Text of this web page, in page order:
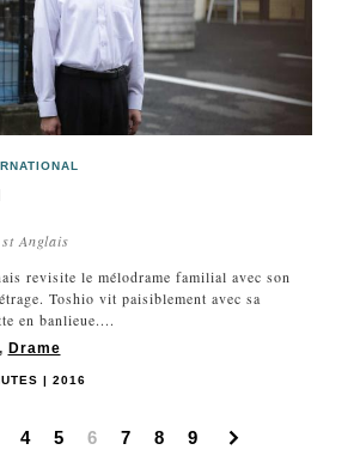
Anglais
revisite le mélodrame familial avec son
Toshio vit paisiblement avec sa
en banlieue....
, Drame
| 2016
4 5 6 7 8 9